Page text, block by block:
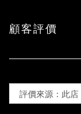
顧客評價